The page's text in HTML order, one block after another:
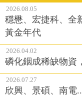
2026.08.05
穩懋、宏捷科、全
黃金年代
2026.04.02
磷化銦成稀缺物資
2026.07.27
欣興、景碩、南電